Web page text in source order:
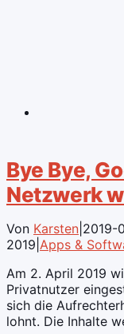
Bye Bye,
Netzwerk
Von Karsten 2019-
2019 Apps &
Am 2. April 2019
Privatnutzer
sich die
lohnt. Die Inhalte